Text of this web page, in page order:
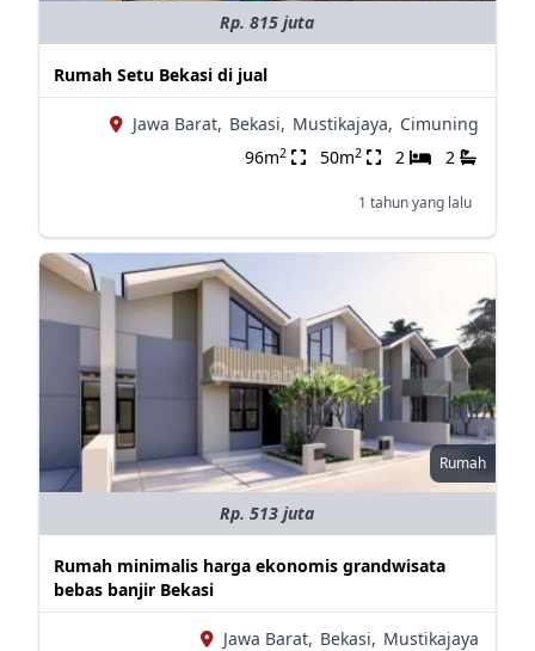
Rp. 815 juta
Rumah Setu Bekasi di jual
Jawa Barat, Bekasi, Mustikajaya, Cimuning
96m2 50m2 2 2
1 tahun yang lalu
Rumah
Rp. 513 juta
Rumah minimalis harga ekonomis grandwisata
bebas banjir Bekasi
Jawa Barat, Bekasi, Mustikajaya